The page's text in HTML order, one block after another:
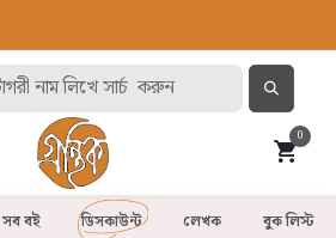
0
সব বই লেখক
ডিসকাউন্ট বুক লিস্ট